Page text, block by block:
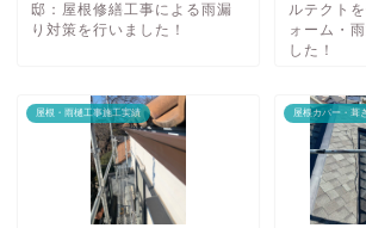
邸：屋根修繕工事による雨漏
り対策を行いました！
ルテクト
ォーム・
した！
屋根・雨樋工事施工実績 屋根カバー・葺